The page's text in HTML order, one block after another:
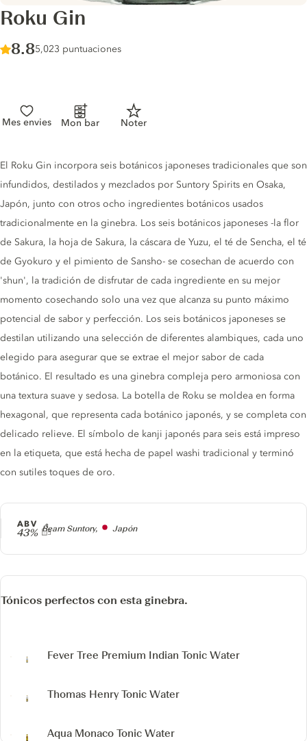
Roku Gin
Score :
8.8/ 10
5,023 puntuaciones
Mes envies Mon bar Noter
Producer
Beam Suntory, Japón
ABV
43%
Gin description
El Roku Gin incorpora seis botánicos japoneses tradicionales que son
infundidos, destilados y mezclados por Suntory Spirits en Osaka,
Japón, junto con otros ocho ingredientes botánicos usados ​​
tradicionalmente en la ginebra. Los seis botánicos japoneses -la flor
de Sakura, la hoja de Sakura, la cáscara de Yuzu, el té de Sencha, el té
de Gyokuro y el pimiento de Sansho- se cosechan de acuerdo con
'shun', la tradición de disfrutar de cada ingrediente en su mejor
momento cosechando solo una vez que alcanza su punto máximo
potencial de sabor y perfección. Los seis botánicos japoneses se
destilan utilizando una selección de diferentes alambiques, cada uno
elegido para asegurar que se extrae el mejor sabor de cada
botánico. El resultado es una ginebra compleja pero armoniosa con
una textura suave y sedosa. La botella de Roku se moldea en forma
hexagonal, que representa cada botánico japonés, y se completa con
delicado relieve. El símbolo de kanji japonés para seis está impreso
en la etiqueta, que está hecha de papel washi tradicional y terminó
con sutiles toques de oro.
Tónicos perfectos con esta ginebra.
Fever Tree Premium Indian Tonic Water
Thomas Henry Tonic Water
Aqua Monaco Tonic Water